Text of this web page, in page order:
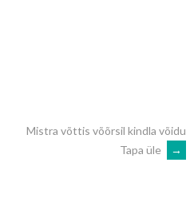
Mistra võttis võõrsil kindla võidu
Tapa üle
→